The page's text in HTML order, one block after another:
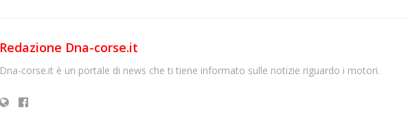
Redazione Dna-corse.it
Dna-corse.it è un portale di news che ti tiene informato sulle notizie riguardo i motori.